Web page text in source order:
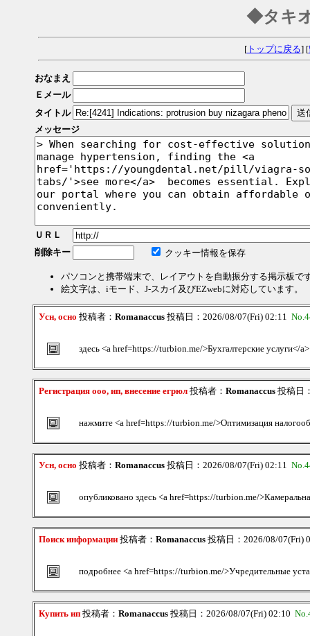
◆タキ
[トップに戻る] [
おなまえ
Ｅメール
タイトル
メッセージ
ＵＲＬ
削除キー
クッキー情報を保存
パソコンと携帯端末で、レイアウトを自動振分する掲示板で
絵文字は、iモード、J-スカイ及びEZwebに対応しています。
Усн, осно 投稿者： Romanaccus 投稿日：2026/08/07(Fri) 02:11
здесь <a href=https://turbion.me/>Бухгалтерские услуги</a>
Регистрация ооо, ип, внесение егрюл 投稿者： Romanaccus 投稿日
нажмите <a href=https://turbion.me/>Оптимизация
Усн, осно 投稿者： Romanaccus 投稿日：2026/08/07(Fri) 02:11
опубликовано здесь <a href=https://turbion.me/
Поиск информации 投稿者： Romanaccus 投稿日：2026/08/07(Fri)
подробнее <a href=https://turbion.me/>Учредительные
Купить ип 投稿者： Romanaccus 投稿日：2026/08/07(Fri) 02:10